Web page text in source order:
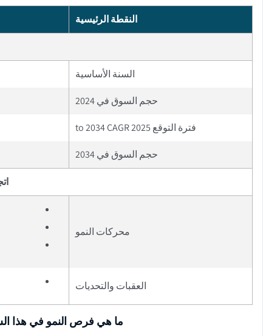
النقطة الرئيسية
السنة الأساسية
حجم السوق في 2024
فترة التوقع 2025 to 2034 CAGR
حجم السوق في 2034
محركات النمو
العقبات والتحديات
ما هي فرص النمو في هذا